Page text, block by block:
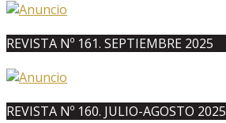
REVISTA Nº 161. SEPTIEMBRE 2025
REVISTA Nº 160. JULIO-AGOSTO 2025